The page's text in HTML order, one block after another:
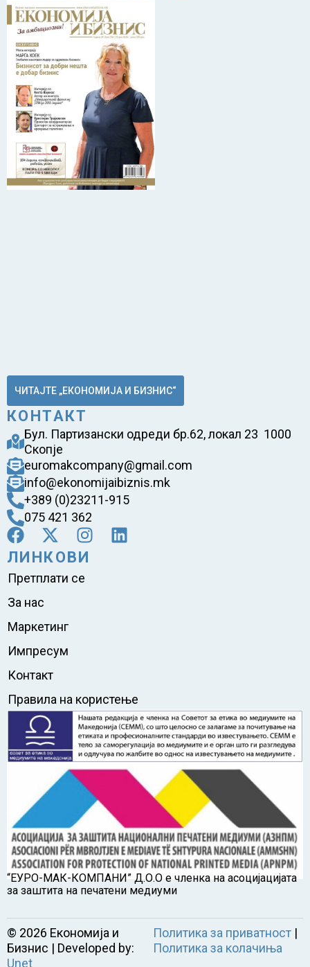
ЧИТАЈТЕ „ЕКОНОМИЈА И БИЗНИС“
КОНТАКТ
Бул. Партизански одреди бр.62, локал 23 1000
Скопје
euromakcompany@gmail.com
info@ekonomijaibiznis.mk
+389 (0)23211-915
075 421 362
ЛИНКОВИ
Претплати се
За нас
Маркетинг
Импресум
Контакт
Правила на користење
“ЕУРО-МАК-КОМПАНИ” Д.О.О е членка на асоцијацијата
за заштита на печатени медиуми
© 2026 Економија и
Бизнис | Developed by:
Unet
Политика за приватност|
Политика за колачиња